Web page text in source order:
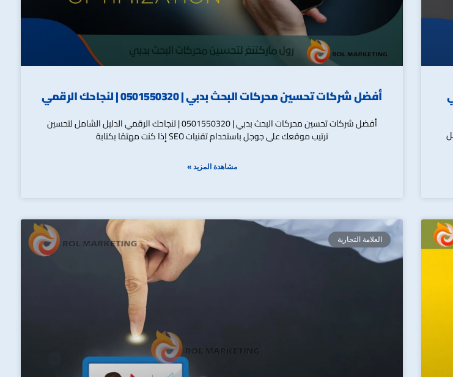
أفضل شركات تحسين محركات البحث بدبي | 0501550320 | لنجاحك الرقمي
أفضل شركات تحسين محركات البحث بدبي | 0501550320 | لنجاحك الرقمي الدليل الشامل لتحسين
ترتيب موقعك على جوجل باستخدام تقنيات SEO إذا كنت مهتمًا بكتابة
مشاهدة المزيد »
العلامة التجارية